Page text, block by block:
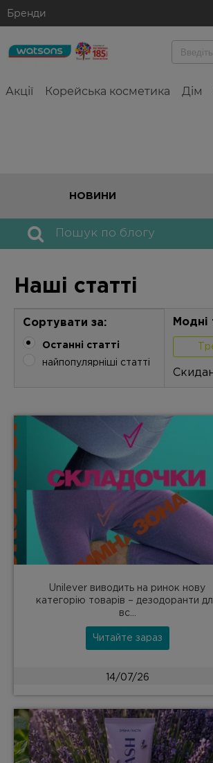
Бренди
Акції Корейська косметика Дім
НОВИНИ
for:
Наші статті
Сортувати за:
Останні статті
найпопулярніші статті
Модні
Unilever виводить на ринок нову
категорію товарів – дезодоранти
вс...
Читайте зараз
14/07/26